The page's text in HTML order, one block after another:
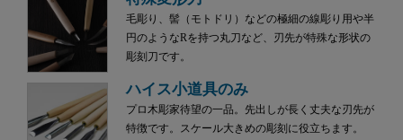
毛彫り、髻（モトドリ）などの極細の線彫り用や半
円のようなRを持つ丸刀など、刃先が特殊な形状の
彫刻刀です。
ハイス小道具のみ
プロ木彫家待望の一品。先出しが長く丈夫な刃先が
特徴です。スケール大きめの彫刻に役立ちます。